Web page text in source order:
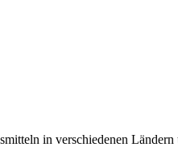
in verschiedenen Ländern